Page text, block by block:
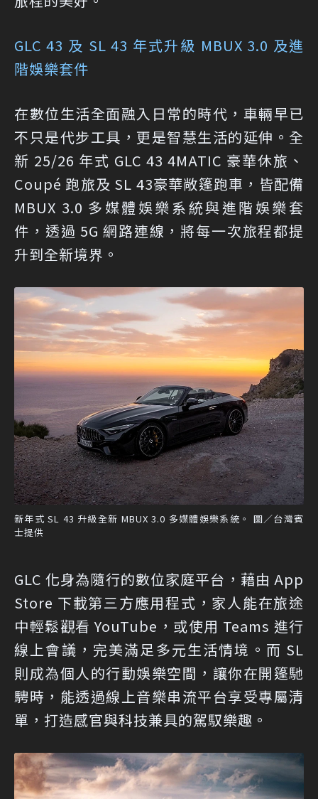
GLC 43 及 SL 43 年式升級 MBUX 3.0 及進
階娛樂套件
在數位生活全面融入日常的時代，車輛早已
不只是代步工具，更是智慧生活的延伸。全
新 25/26 年式 GLC 43 4MATIC 豪華休旅、
Coupé 跑旅及 SL 43豪華敞篷跑車，皆配備
MBUX 3.0 多媒體娛樂系統與進階娛樂套
件，透過 5G 網路連線，將每一次旅程都提
升到全新境界。
新年式 SL 43 升級全新 MBUX 3.0 多媒體娛樂系統。 圖／台灣賓
士提供
GLC 化身為隨行的數位家庭平台，藉由 App
Store 下載第三方應用程式，家人能在旅途
中輕鬆觀看 YouTube，或使用 Teams 進行
線上會議，完美滿足多元生活情境。而 SL
則成為個人的行動娛樂空間，讓你在開篷馳
騁時，能透過線上音樂串流平台享受專屬清
單，打造感官與科技兼具的駕馭樂趣。